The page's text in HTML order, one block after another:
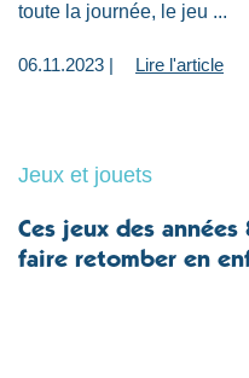
toute la journée, le jeu ...
06.11.2023 | Lire l'article
Jeux et jouets
Ces jeux des
faire retomber en